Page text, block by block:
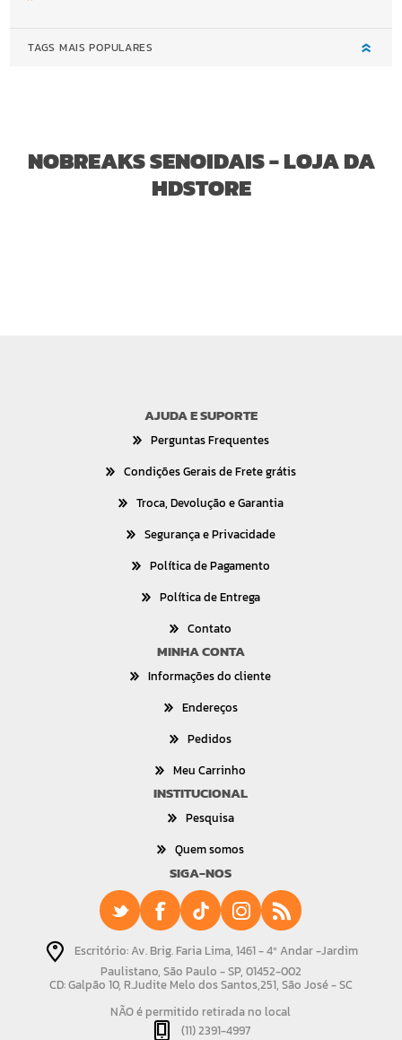
TAGS MAIS POPULARES
NOBREAKS SENOIDAIS - LOJA DA
HDSTORE
AJUDA E SUPORTE
Perguntas Frequentes
Condições Gerais de Frete grátis
Troca, Devolução e Garantia
Segurança e Privacidade
Política de Pagamento
Política de Entrega
Contato
MINHA CONTA
Informações do cliente
Endereços
Pedidos
Meu Carrinho
INSTITUCIONAL
Pesquisa
Quem somos
SIGA-NOS
Escritório: Av. Brig. Faria Lima, 1461 - 4º Andar -Jardim
Paulistano, São Paulo - SP, 01452-002
CD: Galpão 10, R.Judite Melo dos Santos,251, São José - SC
NÃO é permitido retirada no local
(11) 2391-4997